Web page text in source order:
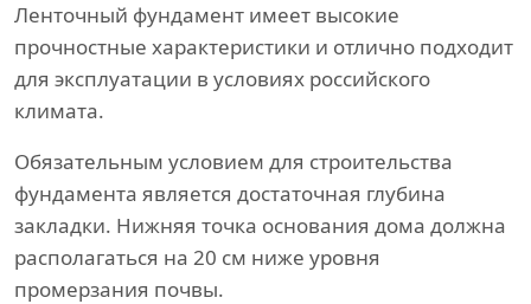
Ленточный фундамент имеет высокие
прочностные характеристики и отлично подходит
для эксплуатации в условиях российского
климата.
Обязательным условием для строительства
фундамента является достаточная глубина
закладки. Нижняя точка основания дома должна
располагаться на 20 см ниже уровня
промерзания почвы.